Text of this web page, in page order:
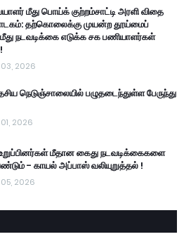
மீது பொய்க் குற்றம்சாட்டி அரளி விதை
நாடகம்: தற்கொலைக்கு முயன்ற தூய்மைப்
நடவடிக்கை எடுக்க சக பணியாளர்கள்
2026
நெடுஞ்சாலையில் பழுதடைந்துள்ள பேருந்து
2026
மீதான கைது நடவடிக்கைகளை
- காயல் அப்பாஸ் வலியுறுத்தல் !
2026